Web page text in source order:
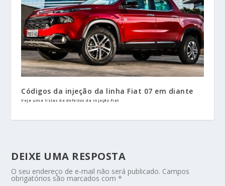
Códigos da injeção da linha Fiat 07 em diante
Veja uma listas de defeitos da injeção Fiat
DEIXE UMA RESPOSTA
O seu endereço de e-mail não será publicado. Campos
obrigatórios são marcados com*